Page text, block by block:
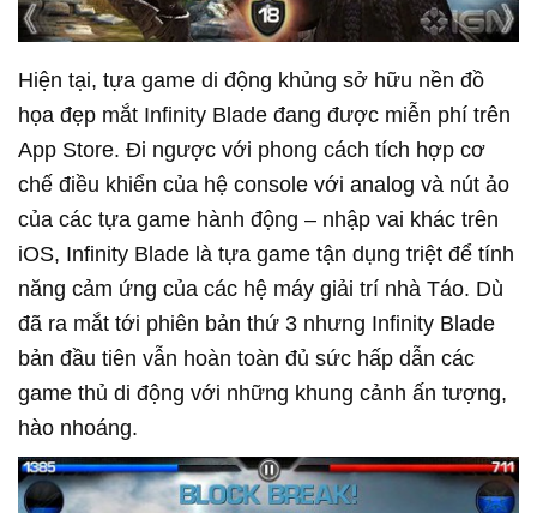
Hiện tại, tựa game di động khủng sở hữu nền đồ
họa đẹp mắt Infinity Blade đang được miễn phí trên
App Store. Đi ngược với phong cách tích hợp cơ
chế điều khiển của hệ console với analog và nút ảo
của các tựa game hành động – nhập vai khác trên
iOS, Infinity Blade là tựa game tận dụng triệt để tính
năng cảm ứng của các hệ máy giải trí nhà Táo. Dù
đã ra mắt tới phiên bản thứ 3 nhưng Infinity Blade
bản đầu tiên vẫn hoàn toàn đủ sức hấp dẫn các
game thủ di động với những khung cảnh ấn tượng,
hào nhoáng.